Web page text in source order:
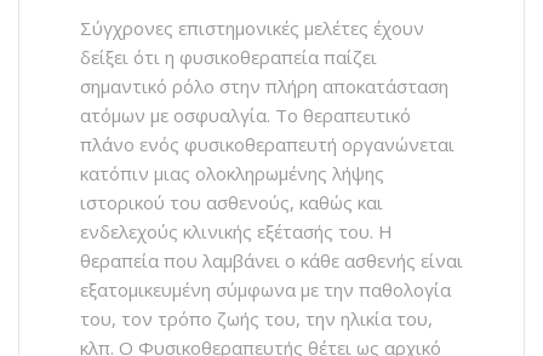
Σύγχρονες επιστημονικές μελέτες έχουν
δείξει ότι η φυσικοθεραπεία παίζει
σημαντικό ρόλο στην πλήρη αποκατάσταση
ατόμων με οσφυαλγία. Το θεραπευτικό
πλάνο ενός φυσικοθεραπευτή οργανώνεται
κατόπιν μιας ολοκληρωμένης λήψης
ιστορικού του ασθενούς, καθώς και
ενδελεχούς κλινικής εξέτασής του. Η
θεραπεία που λαμβάνει ο κάθε ασθενής είναι
εξατομικευμένη σύμφωνα με την παθολογία
του, τον τρόπο ζωής του, την ηλικία του,
κλπ. Ο Φυσικοθεραπευτής θέτει ως αρχικό